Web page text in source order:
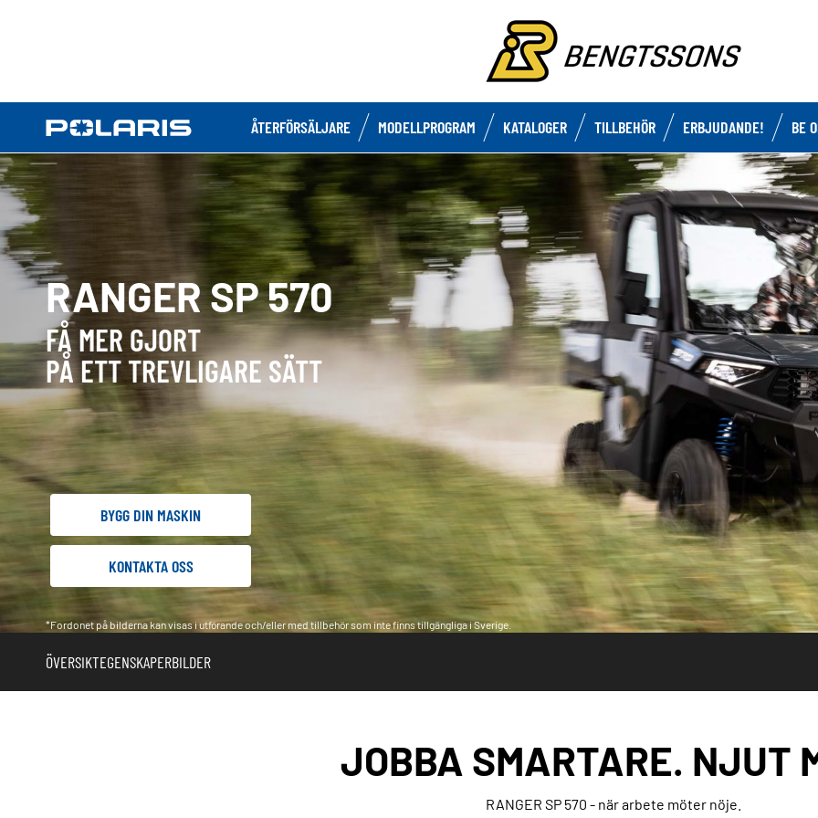
ÅTERFÖRSÄLJARE MODELLPROGRAM KATALOGER TILLBEHÖR ERBJUDANDE! BE
RANGER SP 570
FÅ MER GJORT
PÅ ETT TREVLIGARE SÄTT
BYGG DIN MASKIN
KONTAKTA OSS
*Fordonet på bilderna kan visas i utförande och/eller med tillbehör som inte finns tillgängliga i Sverige.
ÖVERSIKTEGENSKAPERBILDER
JOBBA SMARTARE. NJUT
RANGER SP 570 - när arbete möter nöje.